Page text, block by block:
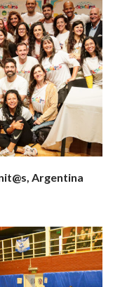
Argentina